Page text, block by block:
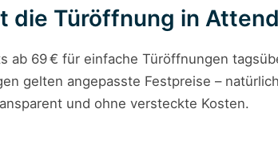
die Türöffnung in
ab 69 € für einfache Türöffnungen
gelten angepasste Festpreise –
und ohne versteckte Kosten.